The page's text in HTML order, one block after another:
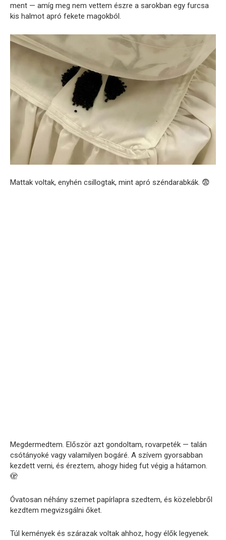
ment — amíg meg nem vettem észre a sarokban egy furcsa
kis halmot apró fekete magokból.
Mattak voltak, enyhén csillogtak, mint apró széndarabkák. 😨
Megdermedtem. Először azt gondoltam, rovarpeték — talán
csótányoké vagy valamilyen bogáré. A szívem gyorsabban
kezdett verni, és éreztem, ahogy hideg fut végig a hátamon.
🫣
Óvatosan néhány szemet papírlapra szedtem, és közelebbről
kezdtem megvizsgálni őket.
Túl kemények és szárazak voltak ahhoz, hogy élők legyenek.